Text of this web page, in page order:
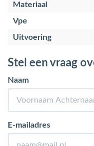
Materiaal
Vpe
Uitvoering
Stel een vraag
Naam
E-mailadres